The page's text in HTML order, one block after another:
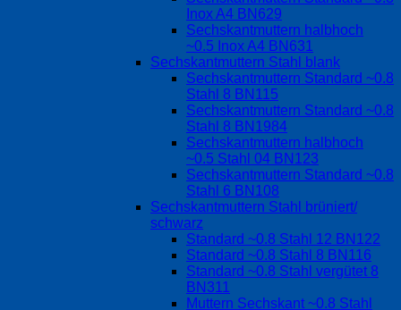
Inox A4 BN629
Sechskantmuttern halbhoch
~0.5 Inox A4 BN631
Sechskantmuttern Stahl blank
Sechskantmuttern Standard ~0.8
Stahl 8 BN115
Sechskantmuttern Standard ~0.8
Stahl 8 BN1984
Sechskantmuttern halbhoch
~0.5 Stahl 04 BN123
Sechskantmuttern Standard ~0.8
Stahl 6 BN108
Sechskantmuttern Stahl brüniert/
schwarz
Standard ~0.8 Stahl 12 BN122
Standard ~0.8 Stahl 8 BN116
Standard ~0.8 Stahl vergütet 8
BN311
Muttern Sechskant ~0.8 Stahl